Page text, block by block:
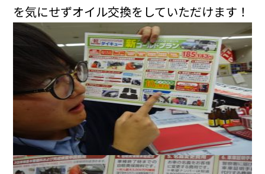
を気にせずオイル交換をしていただけます！